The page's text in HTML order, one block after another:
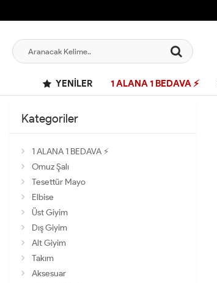
YENILER 1 ALANA 1 BEDAVA ⚡
Kategoriler
1 ALANA 1 BEDAVA ⚡
Omuz Şalı
Tesettür Mayo
Elbise
Üst Giyim
Dış Giyim
Alt Giyim
Takım
Aksesuar